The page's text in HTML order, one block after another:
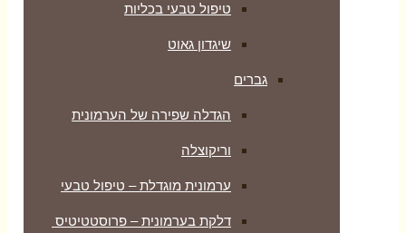
טיפול טבעי בכליות
שיגדון גאוט
גברים
הגדלה שפירה של הערמונית
וריקוצלה
ערמונית מוגדלת – טיפול טבעי
דלקת בערמונית – פרוסטטיטיס